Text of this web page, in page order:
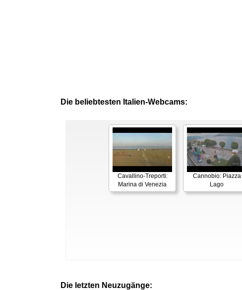
Die beliebtesten Italien-Webcams:
Cavallino-Treporti:
Marina di Venezia
Cannobio: Piazza
Lago
Die letzten Neuzugänge: